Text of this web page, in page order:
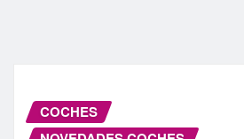
COCHES